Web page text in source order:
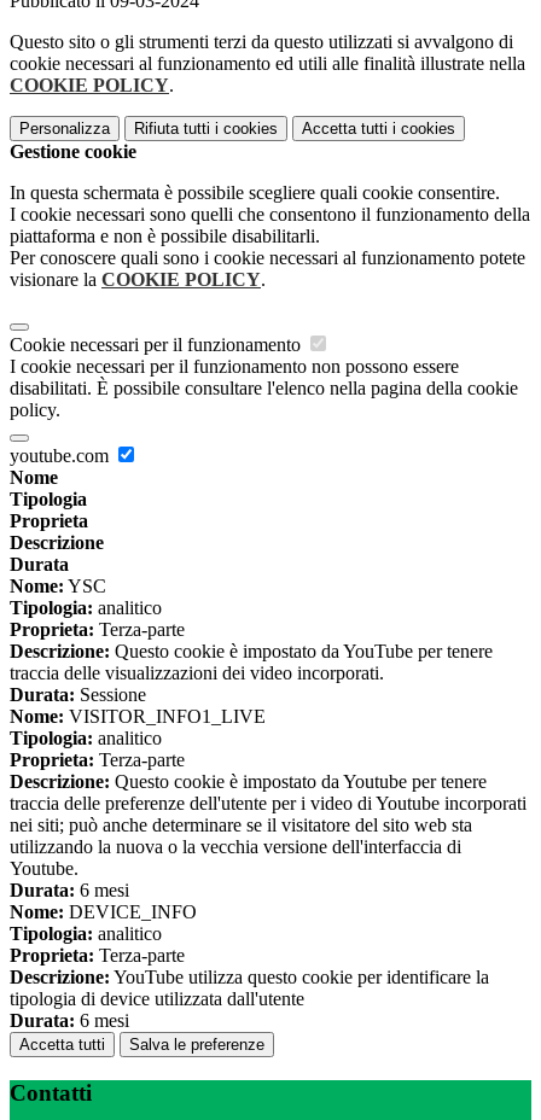
Questo sito o gli strumenti terzi da questo utilizzati si avvalgono di
cookie necessari al funzionamento ed utili alle finalità illustrate nella
COOKIE POLICY.
Personalizza Rifiuta tutti i cookies Accetta tutti i cookies
Gestione cookie
In questa schermata è possibile scegliere quali cookie consentire.
I cookie necessari sono quelli che consentono il funzionamento della
piattaforma e non è possibile disabilitarli.
Per conoscere quali sono i cookie necessari al funzionamento potete
visionare la COOKIE POLICY.
Cookie necessari per il funzionamento
I cookie necessari per il funzionamento non possono essere
disabilitati. È possibile consultare l'elenco nella pagina della cookie
policy.
youtube.com
Nome
Tipologia
Proprieta
Descrizione
Durata
Nome: YSC
Tipologia: analitico
Proprieta: Terza-parte
Descrizione: Questo cookie è impostato da YouTube per tenere
traccia delle visualizzazioni dei video incorporati.
Durata: Sessione
Nome: VISITOR_INFO1_LIVE
Tipologia: analitico
Proprieta: Terza-parte
Descrizione: Questo cookie è impostato da Youtube per tenere
traccia delle preferenze dell'utente per i video di Youtube incorporati
nei siti; può anche determinare se il visitatore del sito web sta
utilizzando la nuova o la vecchia versione dell'interfaccia di
Youtube.
Durata: 6 mesi
Nome: DEVICE_INFO
Tipologia: analitico
Proprieta: Terza-parte
Descrizione: YouTube utilizza questo cookie per identificare la
tipologia di device utilizzata dall'utente
Durata: 6 mesi
Accetta tutti Salva le preferenze
Contatti